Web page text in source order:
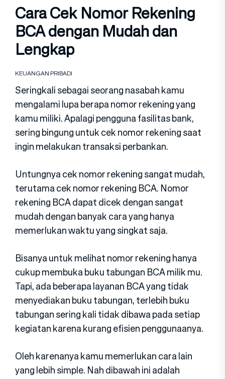
Cara Cek Nomor Rekening
BCA dengan Mudah dan
Lengkap
KEUANGAN PRIBADI
Seringkali sebagai seorang nasabah kamu
mengalami lupa berapa nomor rekening yang
kamu miliki. Apalagi pengguna fasilitas bank,
sering bingung untuk cek nomor rekening saat
ingin melakukan transaksi perbankan.
Untungnya cek nomor rekening sangat mudah,
terutama cek nomor rekening BCA. Nomor
rekening BCA dapat dicek dengan sangat
mudah dengan banyak cara yang hanya
memerlukan waktu yang singkat saja.
Bisanya untuk melihat nomor rekening hanya
cukup membuka buku tabungan BCA milik mu.
Tapi, ada beberapa layanan BCA yang tidak
menyediakan buku tabungan, terlebih buku
tabungan sering kali tidak dibawa pada setiap
kegiatan karena kurang efisien penggunaanya.
Oleh karenanya kamu memerlukan cara lain
yang lebih simple. Nah dibawah ini adalah